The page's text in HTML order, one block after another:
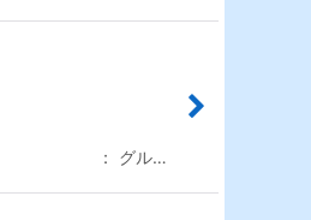
： 酸度 ： グル…